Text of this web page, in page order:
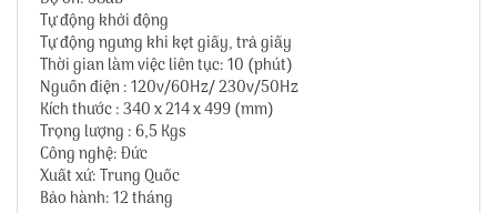
Tự động khởi động
Tự động ngưng khi kẹt giấy, trả giấy
Thời gian làm việc liên tục: 10 (phút)
Nguồn điện : 120v/60Hz/ 230v/50Hz
Kích thước : 340 x 214 x 499 (mm)
Trọng lượng : 6,5 Kgs
Công nghệ: Đức
Xuất xứ: Trung Quốc
Bảo hành: 12 tháng